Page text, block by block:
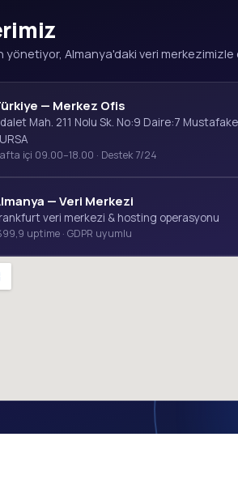
yönetiyor, Almanya'daki veri
— Merkez Ofis
Mah. 211 Nolu Sk. No:9 Daire:7
içi 09.00–18.00 · Destek 7/24
— Veri Merkezi
veri merkezi & hosting operasyonu
uptime · GDPR uyumlu